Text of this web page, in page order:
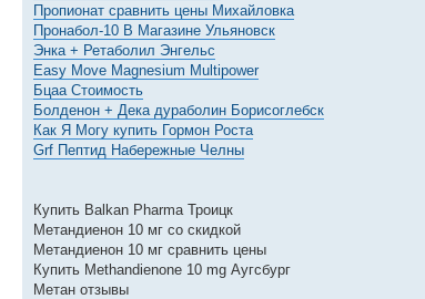
Пропионат сравнить цены Михайловка
Пронабол-10 В Магазине Ульяновск
Энка + Ретаболил Энгельс
Easy Move Magnesium Multipower
Бцаа Стоимость
Болденон + Дека дураболин Борисоглебск
Как Я Могу купить Гормон Роста
Grf Пептид Набережные Челны
Купить Balkan Pharma Троицк
Метандиенон 10 мг со скидкой
Метандиенон 10 мг сравнить цены
Купить Methandienone 10 mg Аугсбург
Метан отзывы